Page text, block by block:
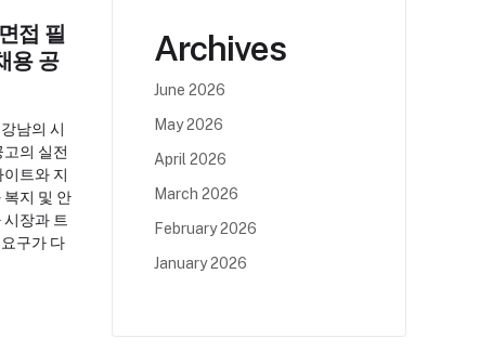
접 필
용 공
남의 시
의 실전
트와 지
복지 및 안
시장과 트
구가 다
Archives
June 2026
May 2026
April 2026
March 2026
February 2026
January 2026